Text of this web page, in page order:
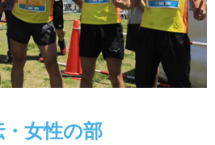
・女性の部